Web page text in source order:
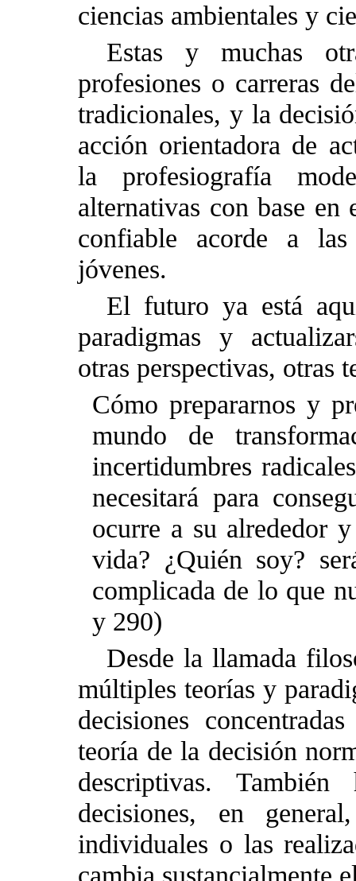
ciencias ambientales y
Estas y muchas
profesiones o carreras
tradicionales, y la
acción orientadora de
la profesiografía
alternativas con base
confiable acorde a las
jóvenes.
El futuro ya está
paradigmas y
otras perspectivas, otras
Cómo prepararnos y
mundo de
incertidumbres
necesitará para
ocurre a su alrededor
vida? ¿Quién soy?
complicada de lo que
y 290)
Desde la llamada
múltiples teorías y
decisiones
teoría de la decisión
descriptivas.
decisiones, en
individuales o las
cambia sustancialmente